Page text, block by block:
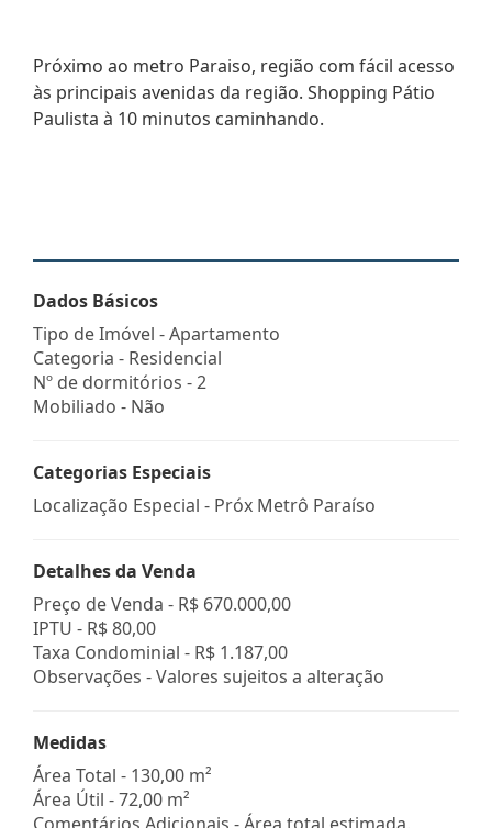
Próximo ao metro Paraiso, região com fácil acesso
às principais avenidas da região. Shopping Pátio
Paulista à 10 minutos caminhando.
Dados Básicos
Tipo de Imóvel - Apartamento
Categoria - Residencial
Nº de dormitórios - 2
Mobiliado - Não
Categorias Especiais
Localização Especial - Próx Metrô Paraíso
Detalhes da Venda
Preço de Venda - R$ 670.000,00
IPTU - R$ 80,00
Taxa Condominial - R$ 1.187,00
Observações - Valores sujeitos a alteração
Medidas
Área Total - 130,00 m²
Área Útil - 72,00 m²